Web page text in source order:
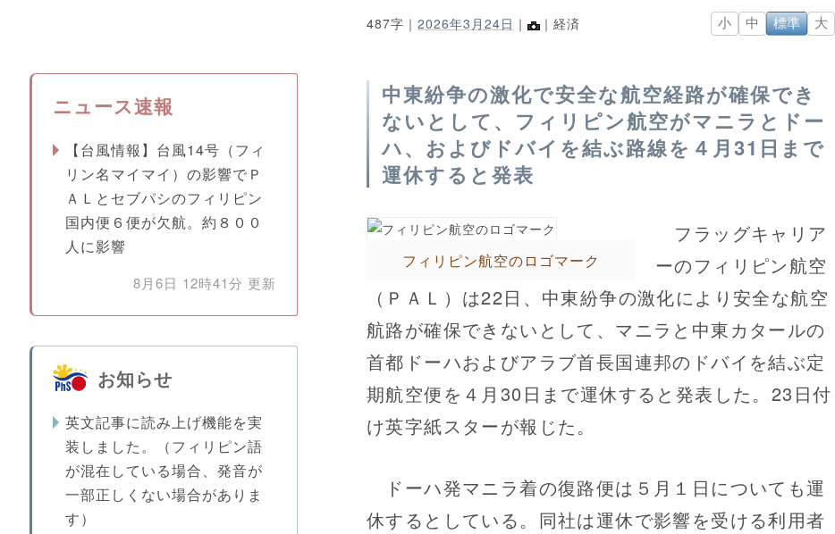
ニュース速報
【台風情報】台風14号（フィ
リン名マイマイ）の影響でＰ
ＡＬとセブパシのフィリピン
国内便６便が欠航。約８００
人に影響
8月6日 12時41分 更新
お知らせ
英文記事に読み上げ機能を実
装しました。（フィリピン語
が混在している場合、発音が
一部正しくない場合がありま
す）
487字｜ 2026年3月24日 ｜ ｜経済 小 中 標準 大
中東紛争の激化で安全な航空経路が確保でき
ないとして、フィリピン航空がマニラとドー
ハ、およびドバイを結ぶ路線を４月31日まで
運休すると発表
フィリピン航空のロゴマーク
フラッグキャリア
ーのフィリピン航空
（ＰＡＬ）は22日、中東紛争の激化により安全な航空
航路が確保できないとして、マニラと中東カタールの
首都ドーハおよびアラブ首長国連邦のドバイを結ぶ定
期航空便を４月30日まで運休すると発表した。23日付
け英字紙スターが報じた。
ドーハ発マニラ着の復路便は５月１日についても運
休するとしている。同社は運休で影響を受ける利用者